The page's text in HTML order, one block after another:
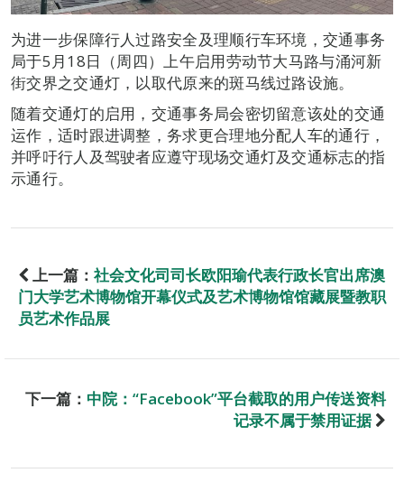
为进一步保障行人过路安全及理顺行车环境，交通事务
局于5月18日（周四）上午启用劳动节大马路与涌河新
街交界之交通灯，以取代原来的斑马线过路设施。
随着交通灯的启用，交通事务局会密切留意该处的交通
运作，适时跟进调整，务求更合理地分配人车的通行，
并呼吁行人及驾驶者应遵守现场交通灯及交通标志的指
示通行。
上一篇： 社会文化司司长欧阳瑜代表行政长官出席澳
门大学艺术博物馆开幕仪式及艺术博物馆馆藏展暨教职
员艺术作品展
下一篇： 中院：“Facebook”平台截取的用户传送资料
记录不属于禁用证据